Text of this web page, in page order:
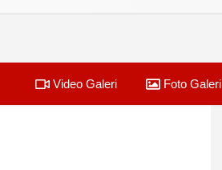
Video Galeri Foto Galeri